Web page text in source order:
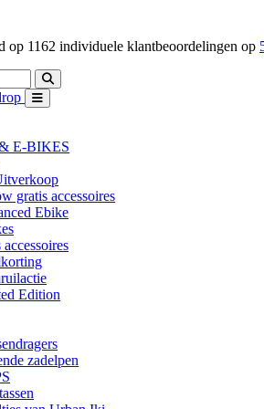
op 1162 individuele klantbeoordelingen op
E-BIKES
gratis accessoires
Ebike
Edition
zadelpen